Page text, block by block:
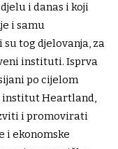
i danas i koji
i samu
tog djelovanja, za
instituti. Isprva
po cijelom
institut Heartland,
i promovirati
i ekonomske